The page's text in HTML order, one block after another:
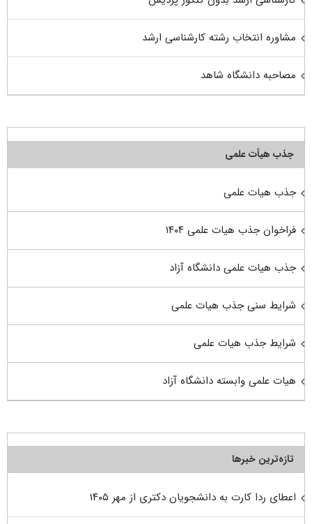
مشاوره انتخاب رشته کارشناسی ارشد
مصاحبه دانشگاه شاهد
جذب هیأت علمی
جذب هیات علمی
فراخوان جذب هیات علمی ۱۴۰۴
جذب هیات علمی دانشگاه آزاد
شرایط سنی جذب هیات علمی
شرایط جذب هیات علمی
هیات علمی وابسته دانشگاه آزاد
تازه‌ترین خبرها
اعطای ردا کارت به دانشجویان دکتری از مهر ۱۴۰۵